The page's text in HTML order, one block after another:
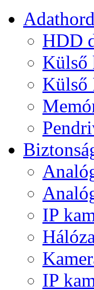
HDD
Külső
Külső
IP
IP